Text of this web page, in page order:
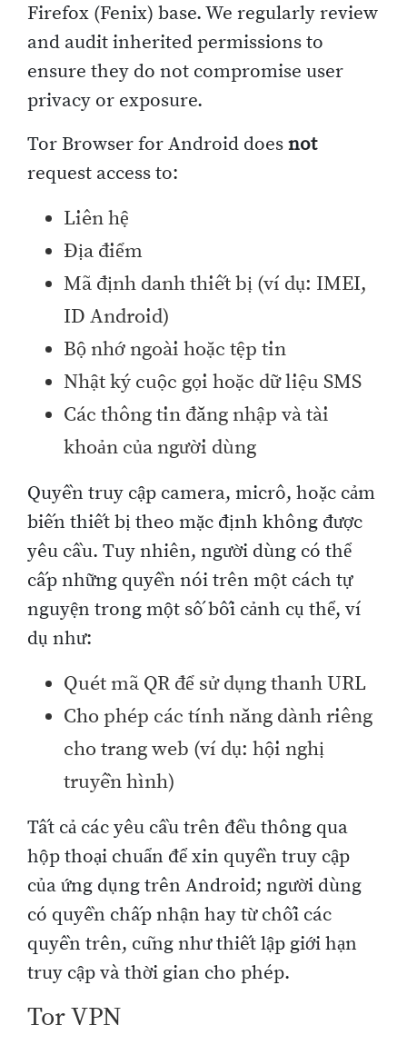
Firefox (Fenix) base. We regularly review
and audit inherited permissions to
ensure they do not compromise user
privacy or exposure.
Tor Browser for Android doesnot
request access to:
Liên hệ
Địa điểm
Mã định danh thiết bị (ví dụ: IMEI,
ID Android)
Bộ nhớ ngoài hoặc tệp tin
Nhật ký cuộc gọi hoặc dữ liệu SMS
Các thông tin đăng nhập và tài
khoản của người dùng
Quyền truy cập camera, micrô, hoặc cảm
biến thiết bị theo mặc định không được
yêu cầu. Tuy nhiên, người dùng có thể
cấp những quyền nói trên một cách tự
nguyện trong một số bối cảnh cụ thể, ví
dụ như:
Quét mã QR để sử dụng thanh URL
Cho phép các tính năng dành riêng
cho trang web (ví dụ: hội nghị
truyền hình)
Tất cả các yêu cầu trên đều thông qua
hộp thoại chuẩn để xin quyền truy cập
của ứng dụng trên Android; người dùng
có quyền chấp nhận hay từ chối các
quyền trên, cũng như thiết lập giới hạn
truy cập và thời gian cho phép.
Tor VPN